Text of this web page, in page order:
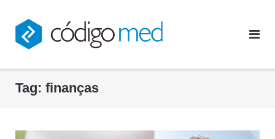
content
Tag: finanças